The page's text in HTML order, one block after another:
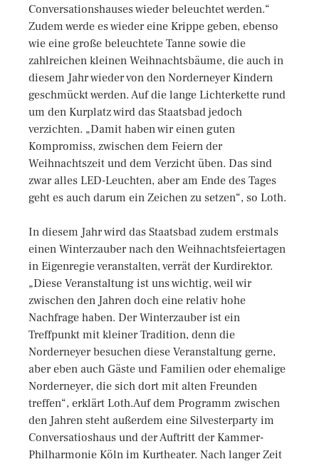
Conversationshauses wieder beleuchtet werden.“
Zudem werde es wieder eine Krippe geben, ebenso
wie eine große beleuchtete Tanne sowie die
zahlreichen kleinen Weihnachtsbäume, die auch in
diesem Jahr wieder von den Norderneyer Kindern
geschmückt werden. Auf die lange Lichterkette rund
um den Kurplatz wird das Staatsbad jedoch
verzichten. „Damit haben wir einen guten
Kompromiss, zwischen dem Feiern der
Weihnachtszeit und dem Verzicht üben. Das sind
zwar alles LED-Leuchten, aber am Ende des Tages
geht es auch darum ein Zeichen zu setzen“, so Loth.
In diesem Jahr wird das Staatsbad zudem erstmals
einen Winterzauber nach den Weihnachtsfeiertagen
in Eigenregie veranstalten, verrät der Kurdirektor.
„Diese Veranstaltung ist uns wichtig, weil wir
zwischen den Jahren doch eine relativ hohe
Nachfrage haben. Der Winterzauber ist ein
Treffpunkt mit kleiner Tradition, denn die
Norderneyer besuchen diese Veranstaltung gerne,
aber eben auch Gäste und Familien oder ehemalige
Norderneyer, die sich dort mit alten Freunden
treffen“, erklärt Loth.Auf dem Programm zwischen
den Jahren steht außerdem eine Silvesterparty im
Conversatioshaus und der Auftritt der Kammer-
Philharmonie Köln im Kurtheater. Nach langer Zeit